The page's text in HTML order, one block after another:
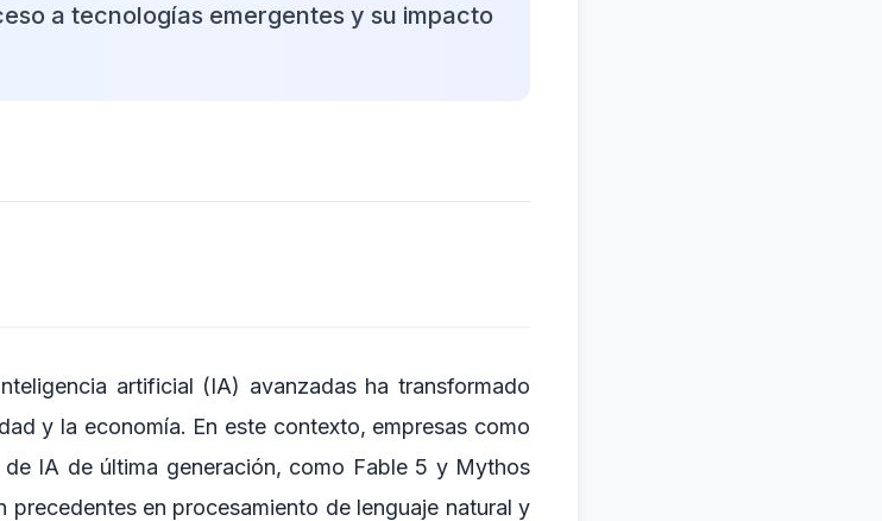
a tecnologías emergentes y su impacto
artificial (IA) avanzadas ha transformado
y la economía. En este contexto, empresas como
IA de última generación, como Fable 5 y Mythos
en procesamiento de lenguaje natural y